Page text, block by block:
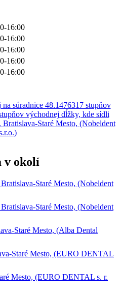
16:00
16:00
16:00
16:00
16:00
v okolí
Staré Mesto, (Nobeldent
Staré Mesto, (Nobeldent
Staré Mesto, (Alba Dental
Staré Mesto, (EURO DENTAL
Mesto, (EURO DENTAL s. r.